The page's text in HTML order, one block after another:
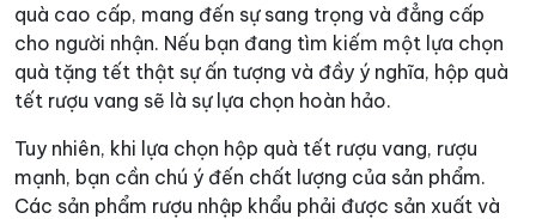
quà cao cấp, mang đến sự sang trọng và đẳng cấp
cho người nhận. Nếu bạn đang tìm kiếm một lựa chọn
quà tặng tết thật sự ấn tượng và đầy ý nghĩa, hộp quà
tết rượu vang sẽ là sự lựa chọn hoàn hảo.
Tuy nhiên, khi lựa chọn hộp quà tết rượu vang, rượu
mạnh, bạn cần chú ý đến chất lượng của sản phẩm.
Các sản phẩm rượu nhập khẩu phải được sản xuất và